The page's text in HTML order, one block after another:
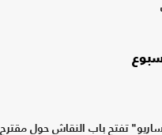
تفتح باب النقاش حول مقترح